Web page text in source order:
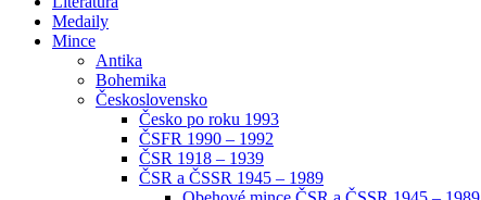
Medaily
Mince
Antika
Bohemika
Československo
Česko po roku 1993
ČSFR 1990 – 1992
ČSR 1918 – 1939
ČSR a ČSSR 1945 – 1989